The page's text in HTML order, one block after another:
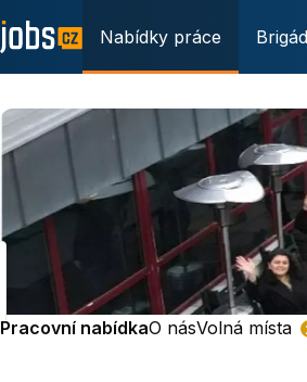
Nabídky práce
Pracovní nabídkaO násVolná místa